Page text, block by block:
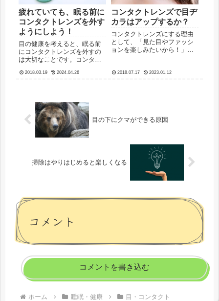
疲れていても、眠る前に
コンタクトレンズを外す
ようにしよう！
目の健康を考えると、眠る前
にコンタクトレンズを外すの
は大切なことです。コンタク
分の目の感覚に近く、つい外
コンタクトレンズをしている
と、か...
2018.03.19 2024.04.26
コンタクトレンズで目ヂ
カラはアップするか？
コンタクトレンズにする理由
として、「見た目やファッシ
ョンを楽しみたいから！」と
ありますが、服装やメイクに
2018.07.17 2023.01.12
目の下にクマができる原因
掃除はやりはじめると楽しくなる
コメント
コメントを書き込む
ホーム 睡眠・健康 目・コンタクト